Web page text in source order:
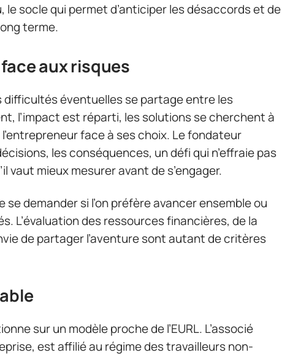
socle qui permet d’anticiper les désaccords et de
terme.
aux risques
difficultés éventuelles se partage entre les
l’impact est réparti, les solutions se cherchent à
face à ses choix. Le fondateur
les conséquences, un défi qui n’effraie pas
vaut mieux mesurer avant de s’engager.
se demander si l’on préfère avancer ensemble ou
L’évaluation des ressources financières, de la
de partager l’aventure sont autant de critères
sur un modèle proche de l’EURL. L’associé
est affilié au régime des travailleurs non-